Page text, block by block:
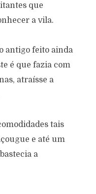
que
a vila.
antigo feito ainda
é que fazia com
atraísse a
tais
e até um
a